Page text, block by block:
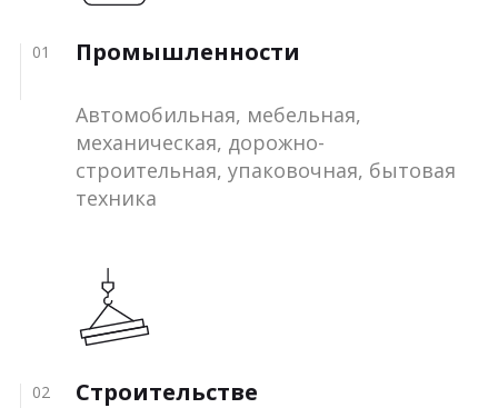
01 Промышленности
Автомобильная, мебельная,
механическая, дорожно-
строительная, упаковочная, бытовая
техника
02 Строительстве